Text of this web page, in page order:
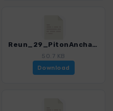
Reun_29_PitonAnchaing.gpx
50.7 KB
Download